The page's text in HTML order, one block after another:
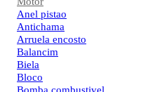
Anel pistao
Antichama
Arruela encosto
Balancim
Biela
Bloco